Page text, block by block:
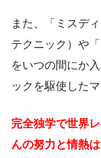
また、「ミスデ
テクニック）や
をいつの間にか
ックを駆使した
完全独学で世界
んの努力と情熱